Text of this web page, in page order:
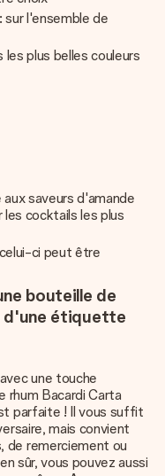
sur l'ensemble de
les plus belles couleurs
saveurs d'amande
cocktails les plus
ci peut être
bouteille de
d'une étiquette
une touche
rhum Bacardi Carta
parfaite ! Il vous suffit
mais convient
de remerciement ou
sûr, vous pouvez aussi